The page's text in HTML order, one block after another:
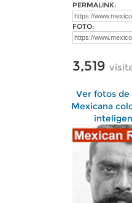
PERMALINK:
FOTO:
3,519
Ver fotos de
Mexicana